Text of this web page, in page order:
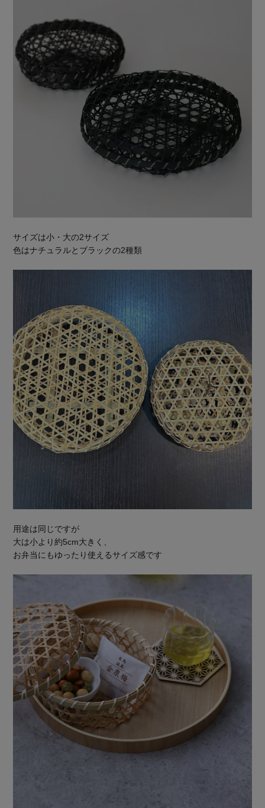
サイズは小・大の2サイズ
色はナチュラルとブラックの2種類
用途は同じですが
大は小より約5cm大きく、
お弁当にもゆったり使えるサイズ感です